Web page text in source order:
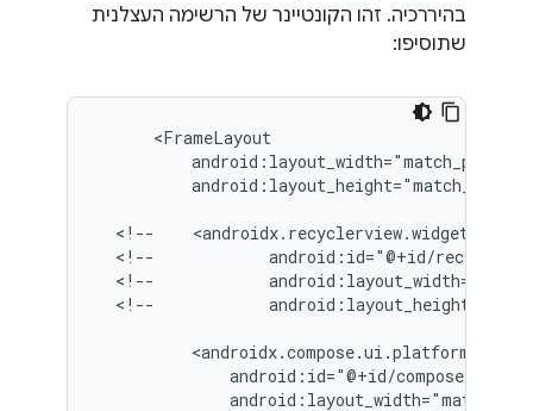
בהיררכיה. זהו הקונטיינר של הרשימה העצלנית
שתוסיפו:
<!--
<!--
<!--
<!--